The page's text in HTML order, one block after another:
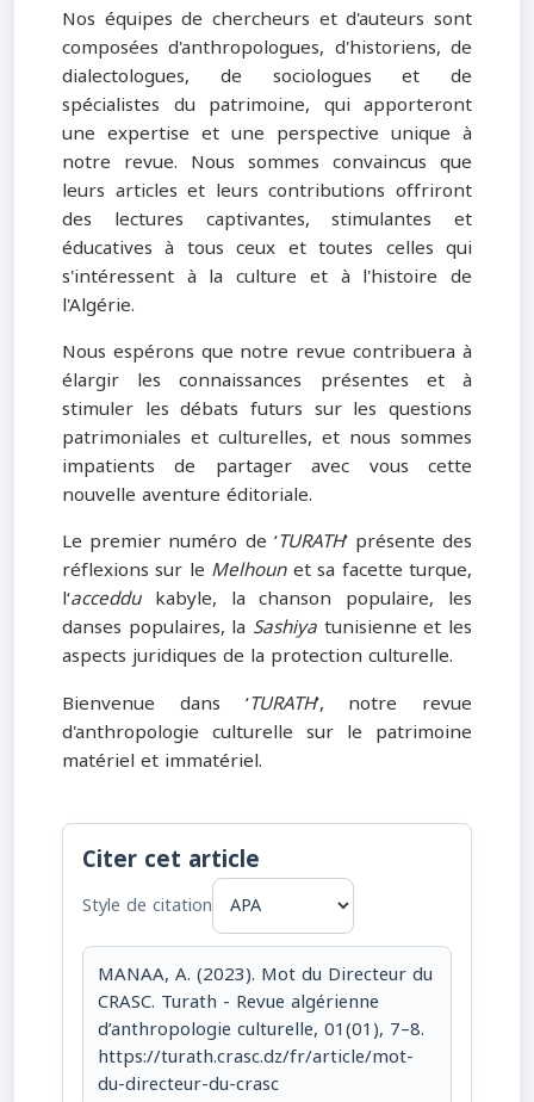
Nos équipes de chercheurs et d'auteurs sont
composées d'anthropologues, d'historiens, de
dialectologues, de sociologues et de
spécialistes du patrimoine, qui apporteront
une expertise et une perspective unique à
notre revue. Nous sommes convaincus que
leurs articles et leurs contributions offriront
des lectures captivantes, stimulantes et
éducatives à tous ceux et toutes celles qui
s'intéressent à la culture et à l'histoire de
l'Algérie.
Nous espérons que notre revue contribuera à
élargir les connaissances présentes et à
stimuler les débats futurs sur les questions
patrimoniales et culturelles, et nous sommes
impatients de partager avec vous cette
nouvelle aventure éditoriale.
Le premier numéro de ‘TURATH’ présente des
réflexions sur le Melhounet sa facette turque,
l‘acceddukabyle, la chanson populaire, les
danses populaires, la Sashiya tunisienne et les
aspects juridiques de la protection culturelle.
Bienvenue dans ‘TURATH’, notre revue
d'anthropologie culturelle sur le patrimoine
matériel et immatériel.
Citer cet article
Style de citation
MANAA, A. (2023). Mot du Directeur du
CRASC. Turath - Revue algérienne
d’anthropologie culturelle, 01(01), 7–8.
https://turath.crasc.dz/fr/article/mot-
du-directeur-du-crasc